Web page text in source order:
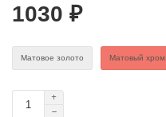
1030 ₽
Матовое золото Матовый хром